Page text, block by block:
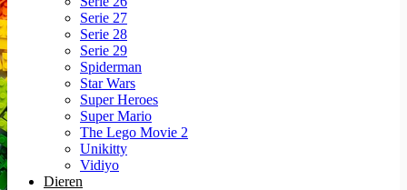
Serie 27
Serie 28
Serie 29
Spiderman
Star Wars
Super Heroes
Super Mario
The Lego Movie 2
Unikitty
Vidiyo
Dieren